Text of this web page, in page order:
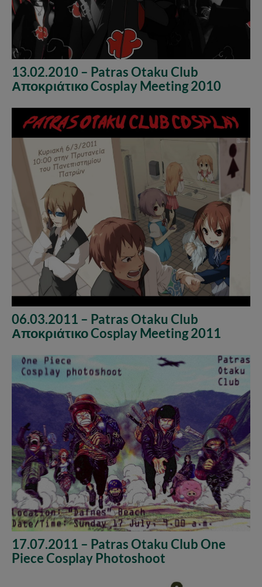
13.02.2010 – Patras Otaku Club
Αποκριάτικο Cosplay Meeting 2010
06.03.2011 – Patras Otaku Club
Αποκριάτικο Cosplay Meeting 2011
17.07.2011 – Patras Otaku Club One
Piece Cosplay Photoshoot